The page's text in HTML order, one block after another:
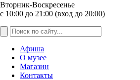
Вторник-Воскресенье
с 10:00 до 21:00 (вход до 20:00)
Афиша
О музее
Магазин
Контакты